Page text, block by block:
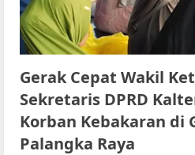
Gerak Cepat Wakil
Sekretaris DPRD
Korban Kebakaran di
Palangka Raya